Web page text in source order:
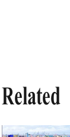
Related